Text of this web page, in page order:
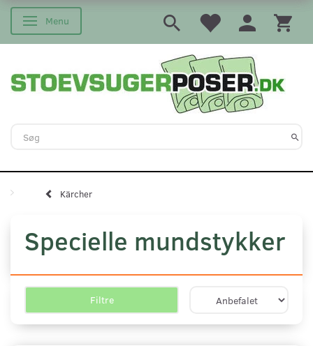
Skifte navigation
Menu
Kärcher
Specielle mundstykker
Filtre